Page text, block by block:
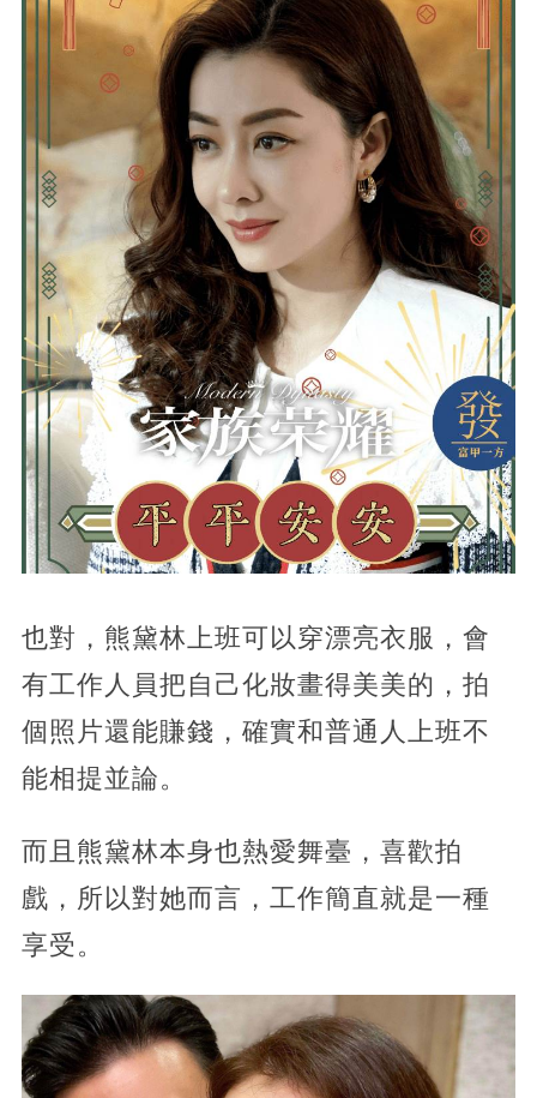
也對，熊黛林上班可以穿漂亮衣服，會
有工作人員把自己化妝畫得美美的，拍
個照片還能賺錢，確實和普通人上班不
能相提並論。
而且熊黛林本身也熱愛舞臺，喜歡拍
戲，所以對她而言，工作簡直就是一種
享受。